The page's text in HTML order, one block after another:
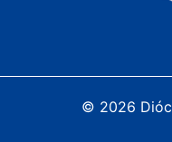
© 2026